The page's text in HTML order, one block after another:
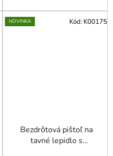
NOVINKA
Bezdrôtová pištoľ na
tavné lepidlo s
Kód: K00175